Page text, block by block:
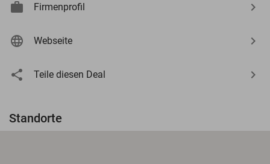
Firmenprofil
Webseite
Teile diesen Deal
Standorte